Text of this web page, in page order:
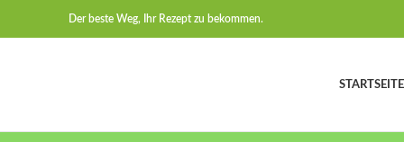
Der beste Weg, Ihr Rezept zu bekommen.
STARTSEITE